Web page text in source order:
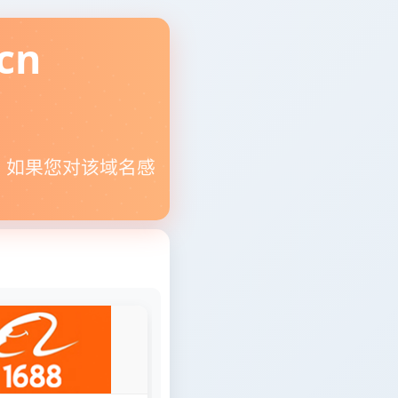
果您对该域名感